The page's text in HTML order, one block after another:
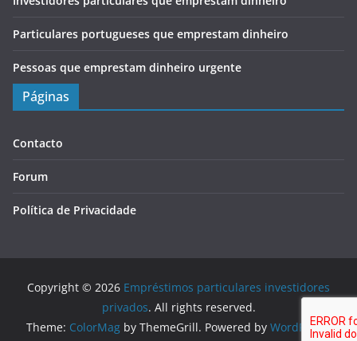
Particulares portugueses que emprestam dinheiro
Pessoas que emprestam dinheiro urgente
Páginas
Contacto
Forum
Política de Privacidade
Copyright © 2026 Empréstimos particulares investidores
privados. All rights reserved.
Theme: ColorMag by ThemeGrill. Powered by WordPress.